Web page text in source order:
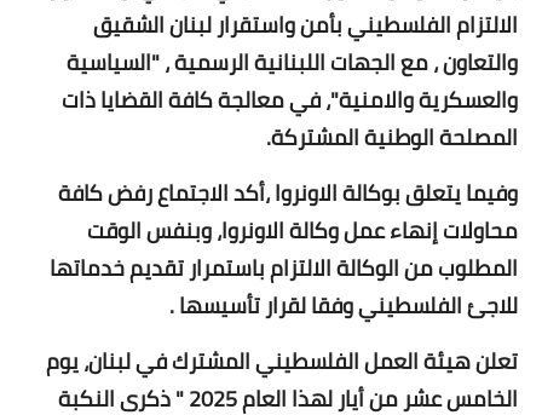
الالتزام الفلسطيني بأمن واستقرار لبنان الشقيق
والتعاون ، مع الجهات اللبنانية الرسمية ، "السياسية
والعسكرية والامنية"، في معالجة كافة القضايا ذات
المصلحة الوطنية المشتركة.
وفيما يتعلق بوكالة الاونروا ،أكد الاجتماع رفض كافة
محاولات إنهاء عمل وكالة الاونروا، وبنفس الوقت
المطلوب من الوكالة الالتزام باستمرار تقديم خدماتها
للاجئ الفلسطيني وفقا لقرار تأسيسها .
تعلن هيئة العمل الفلسطيني المشترك في لبنان، يوم
الخامس عشر من أيار لهذا العام 2025 " ذكرى النكبة